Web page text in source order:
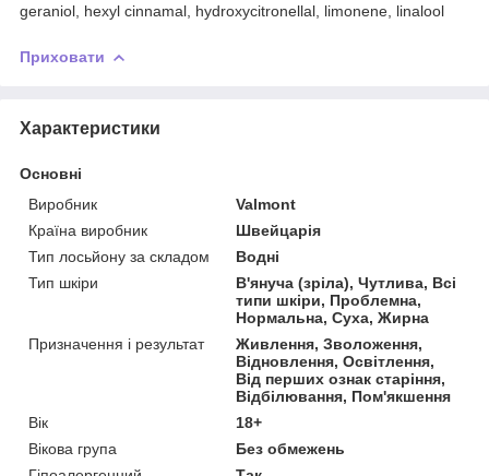
geraniol, hexyl cinnamal, hydroxycitronellal, limonene, linalool
Приховати
Характеристики
Основні
Виробник
Valmont
Країна виробник
Швейцарія
Тип лосьйону за складом
Водні
Тип шкіри
В'януча (зріла), Чутлива, Всі
типи шкіри, Проблемна,
Нормальна, Суха, Жирна
Призначення і результат
Живлення, Зволоження,
Відновлення, Освітлення,
Від перших ознак старіння,
Відбілювання, Пом'якшення
Вік
18+
Вікова група
Без обмежень